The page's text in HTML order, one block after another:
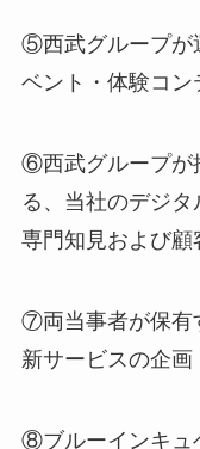
⑤西武グループが
ベント・体験コン
⑥西武グループが
る、当社のデジ
専門知見および顧
⑦両当事者が保有
新サービスの企画
⑧ブルーインキュ